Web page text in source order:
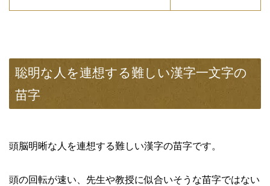
聡明な人を連想する難しい漢字一文字の
苗字
頭脳明晰な人を連想する難しい漢字の苗字です。
頭の回転が速い、先生や教授に似合いそうな苗字ではない